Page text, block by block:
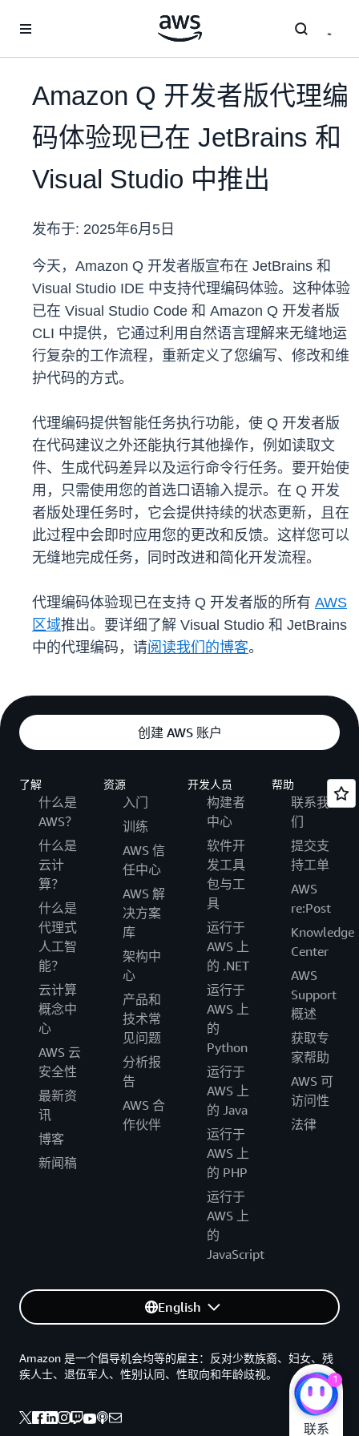
Amazon Q 开发者版代理编
码体验现已在 JetBrains 和
Visual Studio 中推出
发布于: 2025年6月5日
今天，Amazon Q 开发者版宣布在 JetBrains 和
Visual Studio IDE 中支持代理编码体验。这种体验
已在 Visual Studio Code 和 Amazon Q 开发者版
CLI 中提供，它通过利用自然语言理解来无缝地运
行复杂的工作流程，重新定义了您编写、修改和维
护代码的方式。
代理编码提供智能任务执行功能，使 Q 开发者版
在代码建议之外还能执行其他操作，例如读取文
件、生成代码差异以及运行命令行任务。要开始使
用，只需使用您的首选口语输入提示。在 Q 开发
者版处理任务时，它会提供持续的状态更新，且在
此过程中会即时应用您的更改和反馈。这样您可以
无缝地完成任务，同时改进和简化开发流程。
代理编码体验现已在支持 Q 开发者版的所有 AWS
区域推出。要详细了解 Visual Studio 和 JetBrains
中的代理编码，请阅读我们的博客。
创建 AWS 账户
了解
什么是
AWS？
什么是
云计
算？
什么是
代理式
人工智
能？
云计算
概念中
心
AWS 云
安全性
最新资
讯
博客
新闻稿
资源
入门
训练
AWS 信
任中心
AWS 解
决方案
库
架构中
心
产品和
技术常
见问题
分析报
告
AWS 合
作伙伴
开发人员
构建者
中心
软件开
发工具
包与工
具
运行于
AWS 上
的 .NET
运行于
AWS 上
的
Python
运行于
AWS 上
的 Java
运行于
AWS 上
的 PHP
运行于
AWS 上
的
JavaScript
帮助
联系我
们
提交支
持工单
AWS
re:Post
Knowledge
Center
AWS
Support
概述
获取专
家帮助
AWS 可
访问性
法律
English
Amazon 是一个倡导机会均等的雇主：反对少数族裔、妇女、残
疾人士、退伍军人、性别认同、性取向和年龄歧视。
1
联系